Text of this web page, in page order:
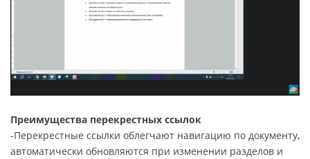
Преимущества перекрестных ссылок
-Перекрестные ссылки облегчают навигацию по документу,
автоматически обновляются при изменении разделов и